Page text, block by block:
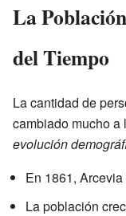
La
del Tiempo
La cantidad de
cambiado mucho a
evolución
En 1861,
La población